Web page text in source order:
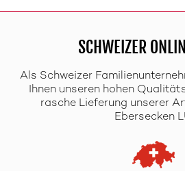
SCHWEIZER
Als Schweizer
Ihnen unseren hohen
rasche Lieferung unserer
Ebersecken